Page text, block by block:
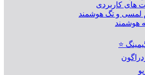
های کاربردی
لمسی و تگ هوشمند
هوشمند
⭐